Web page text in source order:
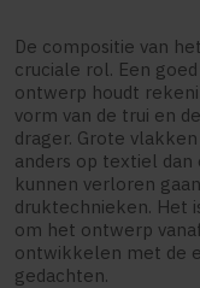
De compositie van
cruciale rol. Een
ontwerp houdt
vorm van de trui en
drager. Grote
anders op textiel dan
kunnen verloren
druktechnieken. Het
om het ontwerp
ontwikkelen met de
gedachten.